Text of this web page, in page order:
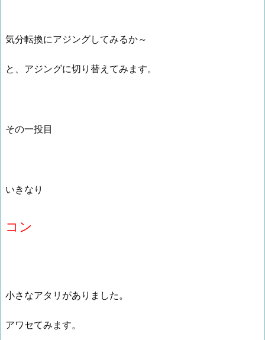
気分転換にアジングしてみるか～
と、アジングに切り替えてみます。
その一投目
いきなり
コン
小さなアタリがありました。
アワセてみます。